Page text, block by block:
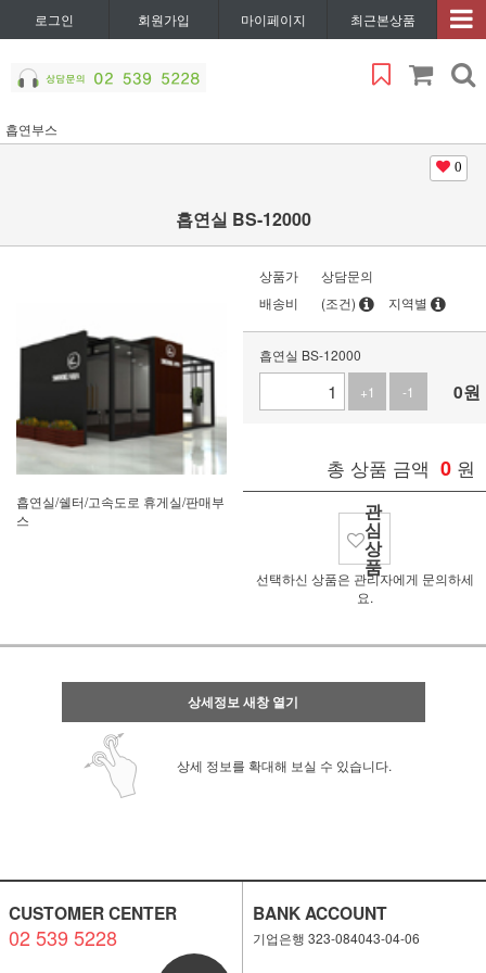
로그인 회원가입 마이페이지 최근본상품
흡연부스
0
흡연실 BS-12000
흡연실/쉘터/고속도로 휴게실/판매부
스
상품가
상담문의
배송비
(조건) 지역별
흡연실 BS-12000
+1
-1 0원
총 상품 금액 0 원
관
심
상
품
선택하신 상품은 관리자에게 문의하세
요.
상세정보 새창 열기
상세 정보를 확대해 보실 수 있습니다.
CUSTOMER CENTER
02 539 5228
BANK ACCOUNT
기업은행 323-084043-04-06